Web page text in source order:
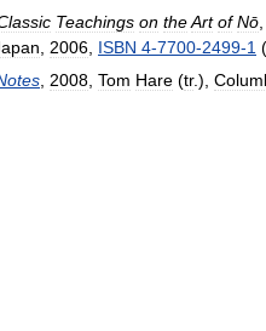
Teachings on theArt of Nō
2006 ISBN 4-7700-2499-1 (
2008 Tom Hare (tr.),